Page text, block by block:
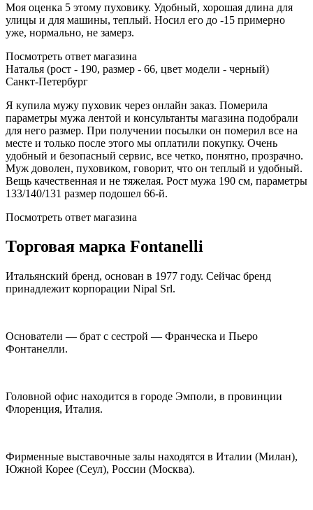
Моя оценка 5 этому пуховику. Удобный, хорошая длина для
улицы и для машины, теплый. Носил его до -15 примерно
уже, нормально, не замерз.
Посмотреть ответ магазина
Наталья (рост - 190, размер - 66, цвет модели - черный)
Санкт-Петербург
Я купила мужу пуховик через онлайн заказ. Померила
параметры мужа лентой и консультанты магазина подобрали
для него размер. При получении посылки он померил все на
месте и только после этого мы оплатили покупку. Очень
удобный и безопасный сервис, все четко, понятно, прозрачно.
Муж доволен, пуховиком, говорит, что он теплый и удобный.
Вещь качественная и не тяжелая. Рост мужа 190 см, параметры
133/140/131 размер подошел 66-й.
Посмотреть ответ магазина
Торговая марка Fontanelli
Итальянский бренд, основан в 1977 году. Сейчас бренд
принадлежит корпорации Nipal Srl.
Основатели — брат с сестрой — Франческа и Пьеро
Фонтанелли.
Головной офис находится в городе Эмполи, в провинции
Флоренция, Италия.
Фирменные выставочные залы находятся в Италии (Милан),
Южной Корее (Сеул), России (Москва).